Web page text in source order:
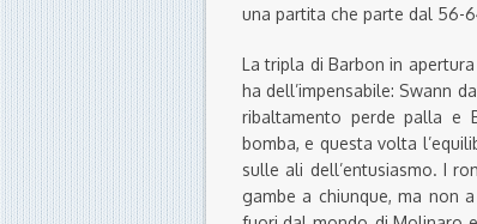
una partita che parte dal 56-
La tripla di Barbon in
ha dell’impensabile: Swann
ribaltamento perde palla e
bomba, e questa volta
sulle ali dell’entusiasmo. I
gambe a chiunque, ma non